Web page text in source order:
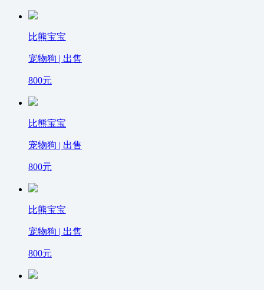
比熊宝宝
宠物狗 | 出售
800元
比熊宝宝
宠物狗 | 出售
800元
比熊宝宝
宠物狗 | 出售
800元